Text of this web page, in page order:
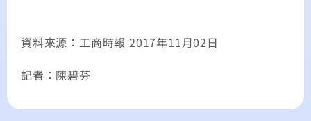
資料來源：工商時報 2017年11月02日
記者：陳碧芬